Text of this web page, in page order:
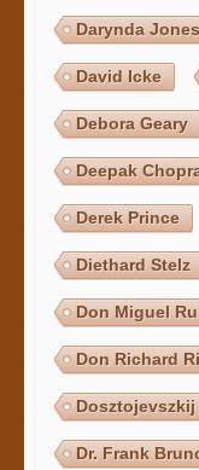
Darynda Jones
David Icke
Debora Geary
Deepak
Derek Prince
Diethard Stelz
Don Miguel
Don Richard
Dosztojevszkij
Dr. Frank